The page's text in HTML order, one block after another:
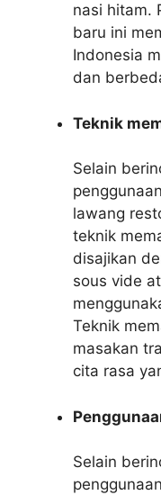
nasi hitam.
baru ini
Indonesia
dan
Teknik
Selain
lawang
teknik
disajikan
sous vide
Teknik
masakan
cita rasa
Selain